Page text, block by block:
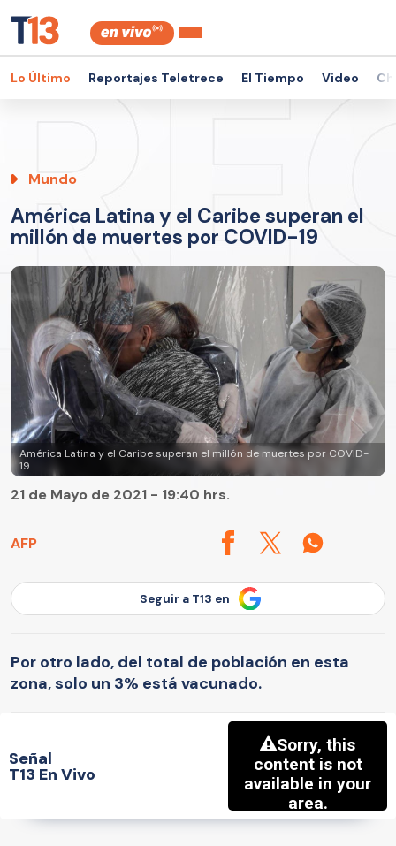
Lo Último Reportajes Teletrece El Tiempo Video
Mundo
América Latina y el Caribe superan el
millón de muertes por COVID-19
América Latina y el Caribe superan el millón de muertes por COVID-
19
AFP
21 de Mayo de 2021 - 19:40 hrs.
Seguir a T13 en
Por otro lado, del total de población en esta
zona, solo un 3% está vacunado.
Señal
T13 En Vivo